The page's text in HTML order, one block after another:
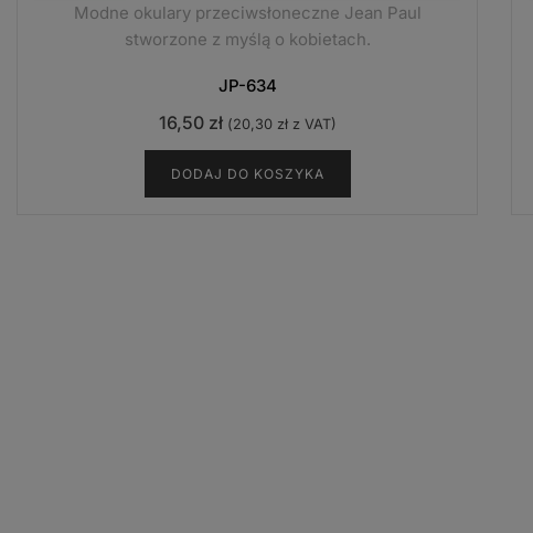
Modne okulary przeciwsłoneczne Jean Paul
stworzone z myślą o kobietach.
JP-634
16,50 zł (20,30 złz VAT)
DODAJ DO KOSZYKA